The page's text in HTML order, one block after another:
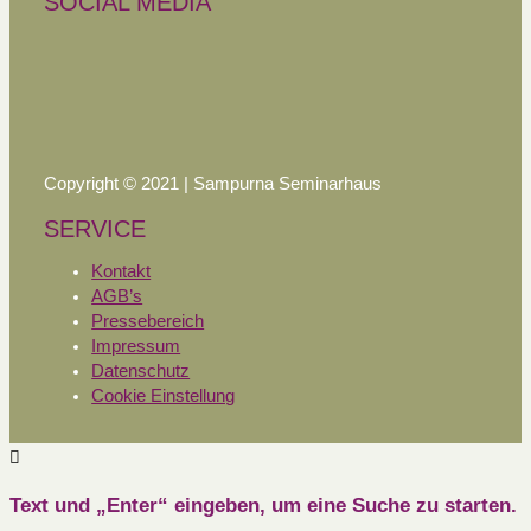
Copyright © 2021 | Sampurna Seminarhaus
SERVICE
Kontakt
AGB’s
Pressebereich
Impressum
Datenschutz
Cookie Einstellung
Text und „Enter“ eingeben, um eine Suche zu starten.